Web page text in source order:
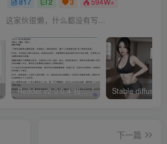
这家伙很懒，什么都没有写...
Reader v2.0.0.4 极简小说阅读器支持导入在线及离线书源
下一篇